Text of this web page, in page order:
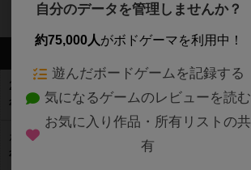
https://lupinus.crayonsite.net/p/2/
2月は積みゲー会！
2023年1月19日 11時43分の投稿
ボードゲーム恋活イベント！
2023年1月19日 11時40分の投稿
自分のデータを管理しませんか？
約75,000人がボドゲーマを利用中！
遊んだボードゲームを記録する
気になるゲームのレビューを読む
お気に入り作品・所有リストの共
有